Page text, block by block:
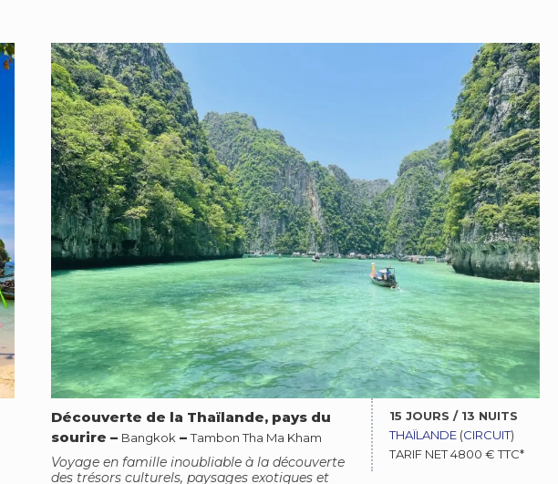
15 JOURS / 13 NUITS
THAÏLANDE(CIRCUIT)
TARIF NET 4800 € TTC*
Découverte de la Thaïlande, pays du
sourire – Bangkok –Tambon Tha Ma Kham
Voyage en famille inoubliable à la découverte
des trésors culturels, paysages exotiques et